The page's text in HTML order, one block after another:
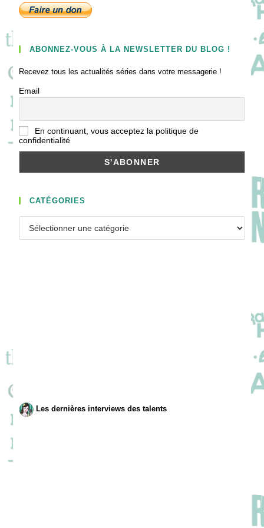
ABONNEZ-VOUS À LA NEWSLETTER DU BLOG !
Recevez tous les actualités séries dans votre messagerie !
Email
En continuant, vous acceptez la politique de
confidentialité
CATÉGORIES
Les dernières interviews des talents